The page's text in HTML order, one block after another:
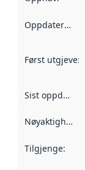
Oppdateringsfrekvens
Først utgjeve:
Sist oppdatert
Nøyaktigheit
Tilgjenge: